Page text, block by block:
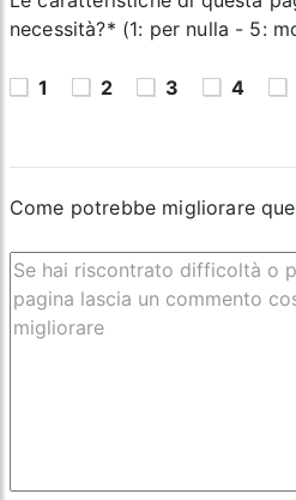
necessità?* (1: per nulla - 5:
1 2 3 4
Come potrebbe migliorare